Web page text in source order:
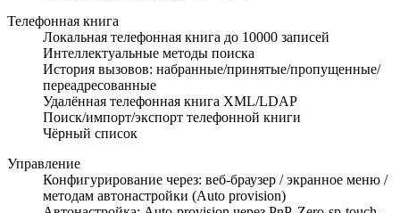
Телефонная книга
Локальная телефонная книга до 10000 записей
Интеллектуальные методы поиска
История вызовов: набранные/принятые/пропущенные/
переадресованные
Удалённая телефонная книга XML/LDAP
Поиск/импорт/экспорт телефонной книги
Чёрный список
Управление
Конфигурирование через: веб-браузер / экранное меню /
методам автонастройки (Auto provision)